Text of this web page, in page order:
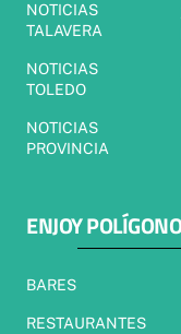
NOTICIAS
TALAVERA
NOTICIAS
TOLEDO
NOTICIAS
PROVINCIA
ENJOY POLÍGONO
BARES
RESTAURANTES